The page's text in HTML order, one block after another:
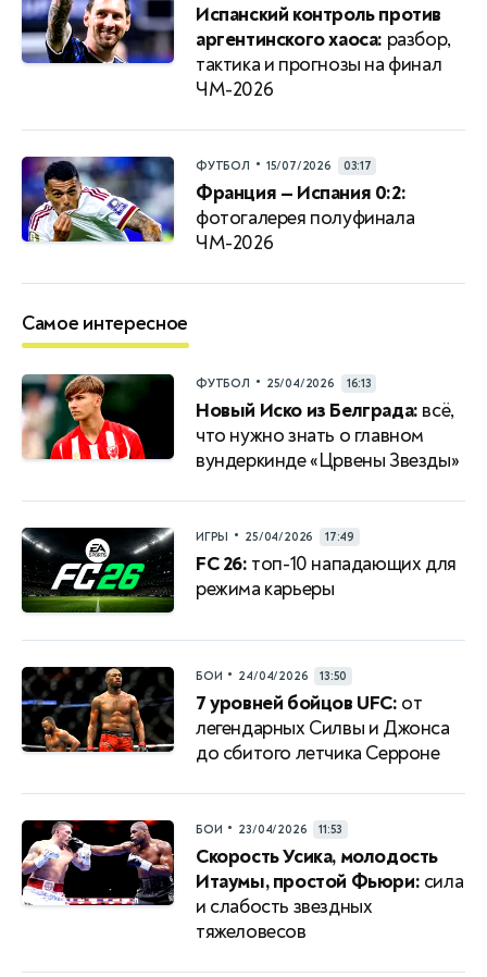
Испанский контроль против
аргентинского хаоса: разбор,
тактика и прогнозы на финал
ЧМ-2026
ФУТБОЛ • 15/07/2026 03:17
Франция — Испания 0:2:
фотогалерея полуфинала
ЧМ-2026
Самое интересное
ФУТБОЛ • 25/04/2026 16:13
Новый Иско из Белграда: всё,
что нужно знать о главном
вундеркинде «Црвены Звезды»
ИГРЫ • 25/04/2026 17:49
FC 26: топ-10 нападающих для
режима карьеры
БОИ • 24/04/2026 13:50
7 уровней бойцов UFC: от
легендарных Силвы и Джонса
до сбитого летчика Серроне
БОИ • 23/04/2026 11:53
Скорость Усика, молодость
Итаумы, простой Фьюри: сила
и слабость звездных
тяжеловесов